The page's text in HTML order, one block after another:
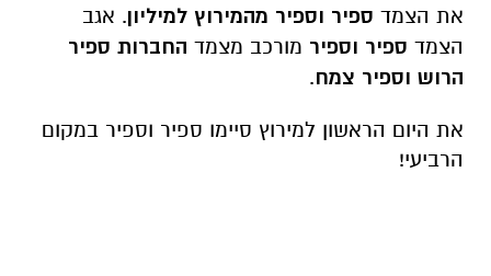
את הצמד ספיר וספיר מהמירוץ למיליון. אגב
הצמד ספיר וספיר מורכב מצמד החברות ספיר
הרוש וספיר צמח.
את היום הראשון למירוץ סיימו ספיר וספיר במקום
הרביעי!